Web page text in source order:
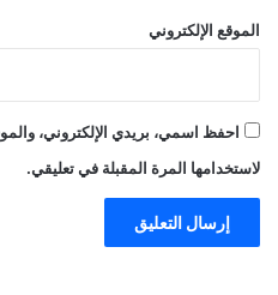
الموقع الإلكتروني
احفظ اسمي، بريدي الإلكتروني،
لاستخدامها المرة المقبلة في تعليقي.